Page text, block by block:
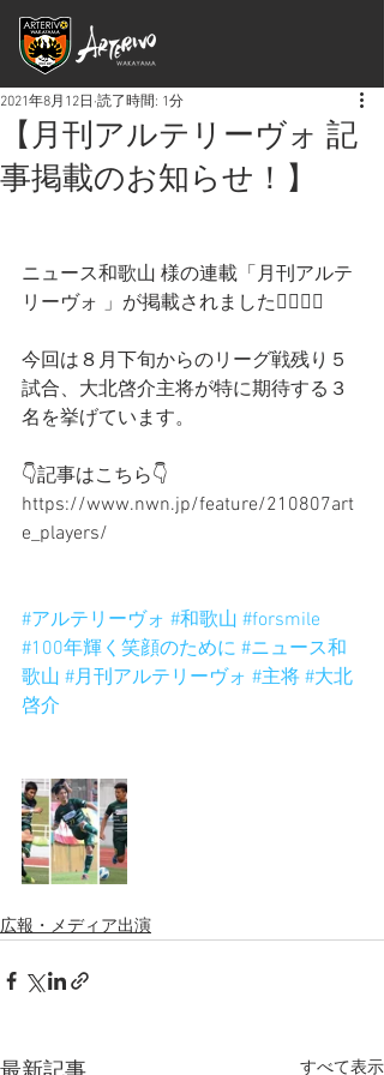
【月刊アルテリーヴォ 記
事掲載のお知らせ！】
2021年8月12日 読了時間: 1分
ニュース和歌山 様の連載「月刊アルテ
リーヴォ 」が掲載されました🙆‍♀️🙆‍♂️
今回は８月下旬からのリーグ戦残り５
試合、大北啓介主将が特に期待する３
名を挙げています。
👇記事はこちら👇
https://www.nwn.jp/feature/210807art
e_players/
#アルテリーヴォ #和歌山 #forsmile
#100年輝く笑顔のために #ニュース和
歌山 #月刊アルテリーヴォ #主将 #大北
啓介
広報・メディア出演
すべて表示